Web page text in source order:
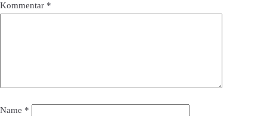
Kommentar *
Name *